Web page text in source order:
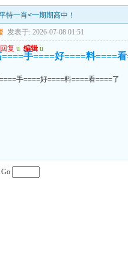
特一肖<━期期高中！
发表于: 2026-07-08 01:51
回复 u 编辑 u
====手====好====料====
手====好====料====看====了